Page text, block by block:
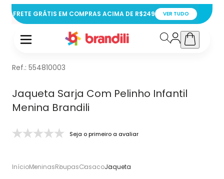
FRETE GRÁTIS EM COMPRAS ACIMA DE R$249 VER TUDO
Ref.: 554810003
Jaqueta Sarja Com Pelinho Infantil
Menina Brandili
Seja o primeiro a avaliar
InícioMeninasRoupasCasacoJaqueta